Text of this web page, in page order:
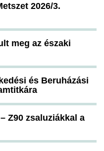
2026/3.
meg az északi
és Beruházási
Z90 zsaluziákkal a